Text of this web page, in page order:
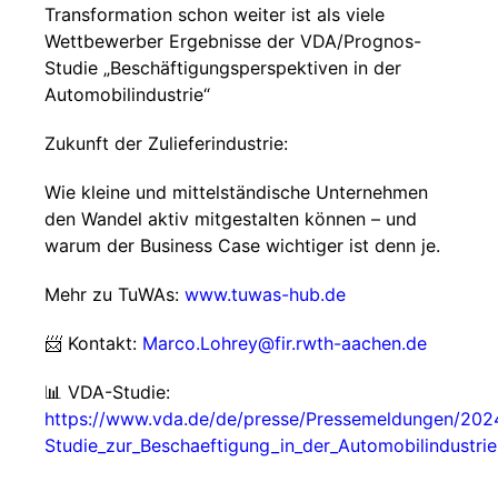
Transformation schon weiter ist als viele
Wettbewerber Ergebnisse der VDA/Prognos-
Studie „Beschäftigungsperspektiven in der
Automobilindustrie“
Zukunft der Zulieferindustrie:
Wie kleine und mittelständische Unternehmen
den Wandel aktiv mitgestalten können – und
warum der Business Case wichtiger ist denn je.
Mehr zu TuWAs: www.tuwas-hub.de
📨 Kontakt: Marco.Lohrey@fir.rwth-aachen.de
📊 VDA-Studie:
https://www.vda.de/de/presse/Pressemeldungen/
Studie_zur_Beschaeftigung_in_der_Automobilindustrie